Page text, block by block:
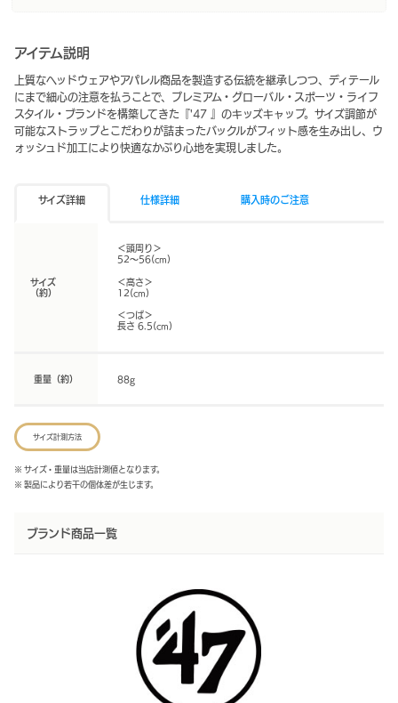
アイテム説明
上質なヘッドウェアやアパレル商品を製造する伝統を継承しつつ、ディテール
にまで細心の注意を払うことで、プレミアム・グローバル・スポーツ・ライフ
スタイル・ブランドを構築してきた『'47 』のキッズキャップ。サイズ調節が
可能なストラップとこだわりが詰まったバックルがフィット感を生み出し、ウ
ォッシュド加工により快適なかぶり心地を実現しました。
サイズ詳細 仕様詳細 購入時のご注意
サイズ
（約）
＜頭周り＞
52～56(cm)
＜高さ＞
12(cm)
＜つば＞
長さ 6.5(cm)
重量（約） 88g
サイズ計測方法
※ サイズ・重量は当店計測値となります。
※ 製品により若干の個体差が生じます。
ブランド商品一覧